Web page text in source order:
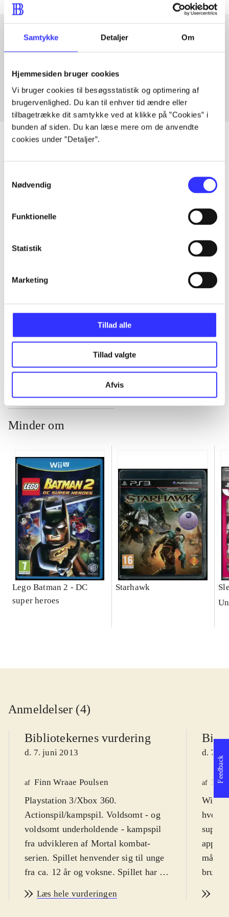
Samtykke Detaljer Om
Hjemmesiden bruger cookies
Vi bruger cookies til besøgsstatistik og optimering af
brugervenlighed. Du kan til enhver tid ændre eller
tilbagetrække dit samtykke ved at klikke på ”Cookies” i
bunden af siden. Du kan læse mere om de anvendte
cookies under ”Detaljer”.
Nødvendig
Funktionelle
Statistik
Marketing
Tillad alle
Tillad valgte
Afvis
Artikler med samme emner
Fra
Alle registrerede artikler fordelt på udgivelser
...
...
...
...
Minder om
Lego Batman 2 - DC
super heroes
Starhawk
Anmeldelser (4)
Bibliotekernes vurdering
d. 7. juni 2013
af Finn Wraae Poulsen
Playstation 3/Xbox 360.
Actionspil/kampspil. Voldsomt - og
voldsomt underholdende - kampspil
fra udvikleren af Mortal kombat-
serien. Spillet henvender sig til unge
fra ca. 12 år og voksne. Spillet har en
overraskende ikon for vold. Spillet er
Læs hele vurderingen
d. 7.
af
WiiU.
hvor
fra 13
Feedback